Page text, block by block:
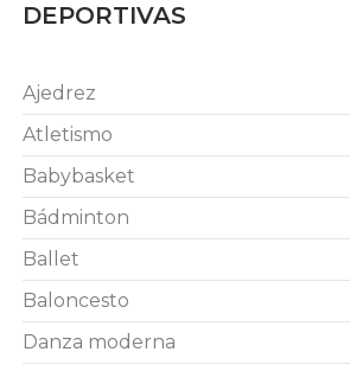
DEPORTIVAS
Ajedrez
Atletismo
Babybasket
Bádminton
Ballet
Baloncesto
Danza moderna